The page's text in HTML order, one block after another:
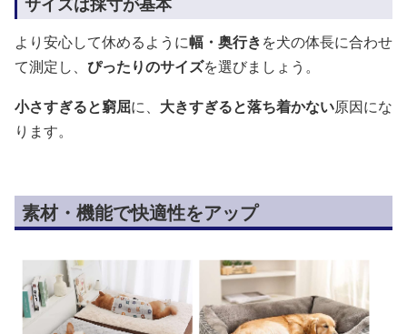
より安心して休めるように幅・奥行きを犬の体長に合わせ
て測定し、 ぴったりのサイズを選びましょう。
小さすぎると窮屈に、 大きすぎると落ち着かない原因にな
ります。
素材・機能で快適性をアップ